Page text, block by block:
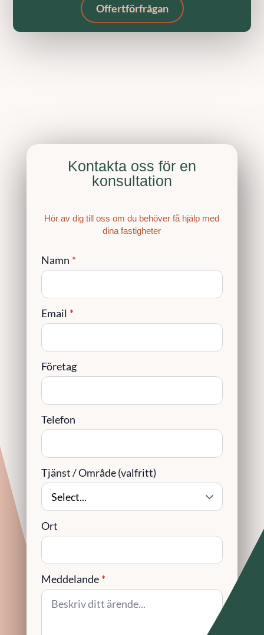
Offertförfrågan
Kontakta oss för en
konsultation
Hör av dig till oss om du behöver få hjälp med
dina fastigheter
Namn *
Email *
Företag
Telefon
Tjänst / Område (valfritt)
Ort
Meddelande *